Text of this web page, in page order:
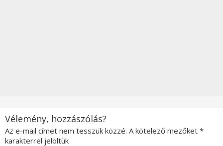
Vélemény, hozzászólás?
Az e-mail címet nem tesszük közzé. A kötelező mezőket *
karakterrel jelöltük